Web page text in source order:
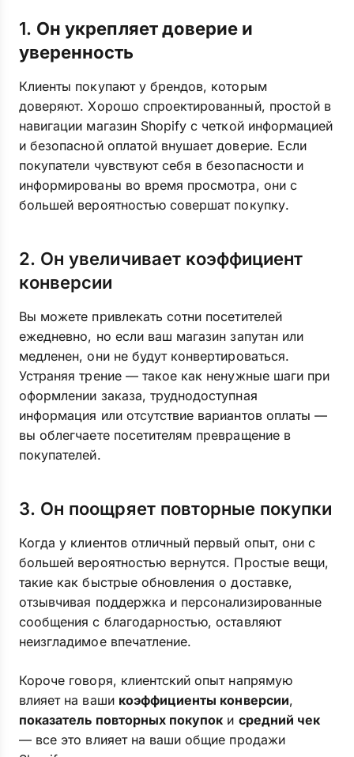
1. Он укрепляет доверие и
уверенность
Клиенты покупают у брендов, которым
доверяют. Хорошо спроектированный, простой в
навигации магазин Shopify с четкой информацией
и безопасной оплатой внушает доверие. Если
покупатели чувствуют себя в безопасности и
информированы во время просмотра, они с
большей вероятностью совершат покупку.
2. Он увеличивает коэффициент
конверсии
Вы можете привлекать сотни посетителей
ежедневно, но если ваш магазин запутан или
медленен, они не будут конвертироваться.
Устраняя трение — такое как ненужные шаги при
оформлении заказа, труднодоступная
информация или отсутствие вариантов оплаты —
вы облегчаете посетителям превращение в
покупателей.
3. Он поощряет повторные покупки
Когда у клиентов отличный первый опыт, они с
большей вероятностью вернутся. Простые вещи,
такие как быстрые обновления о доставке,
отзывчивая поддержка и персонализированные
сообщения с благодарностью, оставляют
неизгладимое впечатление.
Короче говоря, клиентский опыт напрямую
влияет на ваши коэффициенты конверсии,
показатель повторных покупок и средний чек
— все это влияет на ваши общие продажи